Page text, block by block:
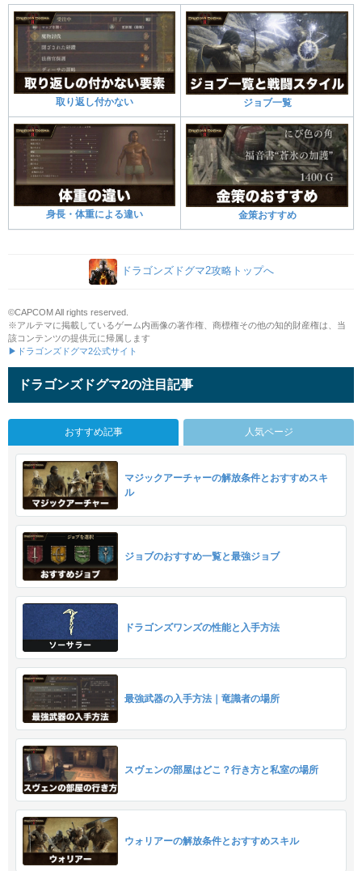
取り返し付かない ジョブ一覧
身長・体重による違い 金策おすすめ
ドラゴンズドグマ2攻略トップへ
©CAPCOM All rights reserved.
※アルテマに掲載しているゲーム内画像の著作権、商標権その他の知的財産権は、当
該コンテンツの提供元に帰属します
▶ドラゴンズドグマ2公式サイト
ドラゴンズドグマ2の注目記事
おすすめ記事 人気ページ
マジックアーチャーの解放条件とおすすめスキ
ル
ジョブのおすすめ一覧と最強ジョブ
ドラゴンズワンズの性能と入手方法
最強武器の入手方法｜竜識者の場所
スヴェンの部屋はどこ？行き方と私室の場所
ウォリアーの解放条件とおすすめスキル